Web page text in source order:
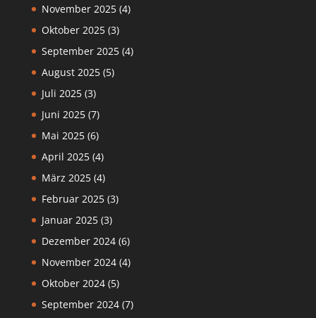
November 2025(4)
Oktober 2025(3)
September 2025(4)
August 2025(5)
Juli 2025(3)
Juni 2025(7)
Mai 2025(6)
April 2025(4)
März 2025(4)
Februar 2025(3)
Januar 2025(3)
Dezember 2024(6)
November 2024(4)
Oktober 2024(5)
September 2024(7)